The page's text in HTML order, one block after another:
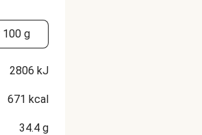
100 g
2806 kJ
671 kcal
34.4 g